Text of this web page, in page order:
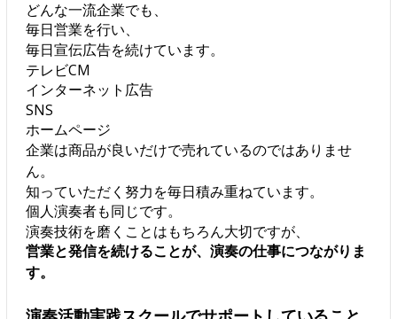
どんな一流企業でも、
毎日営業を行い、
毎日宣伝広告を続けています。
テレビCM
インターネット広告
SNS
ホームページ
企業は商品が良いだけで売れているのではありませ
ん。
知っていただく努力を毎日積み重ねています。
個人演奏者も同じです。
演奏技術を磨くことはもちろん大切ですが、
営業と発信を続けることが、演奏の仕事につながりま
す。